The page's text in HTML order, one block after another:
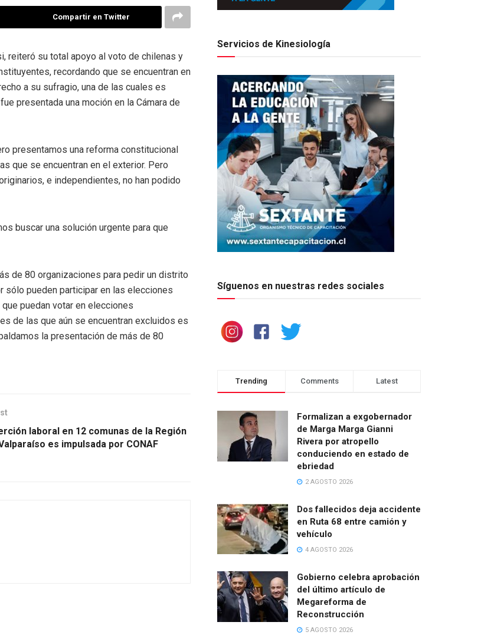
Compartir en Twitter
reiteró su total apoyo al voto de chilenas y
recordando que se encuentran en
a su sufragio, una de las cuales es
presentada una moción en la Cámara de
presentamos una reforma constitucional
que se encuentran en el exterior. Pero
e independientes, no han podido
buscar una solución urgente para que
de 80 organizaciones para pedir un distrito
sólo pueden participar en las elecciones
puedan votar en elecciones
de las que aún se encuentran excluidos es
la presentación de más de 80
laboral en 12 comunas de la Región
es impulsada por CONAF
Servicios de Kinesiología
Síguenos en nuestras redes sociales
Trending Comments Latest
Formalizan a exgobernador
de Marga Marga Gianni
Rivera por atropello
conduciendo en estado de
ebriedad
2 AGOSTO 2026
Dos fallecidos deja accidente
en Ruta 68 entre camión y
vehículo
4 AGOSTO 2026
Gobierno celebra aprobación
del último artículo de
Megareforma de
Reconstrucción
5 AGOSTO 2026